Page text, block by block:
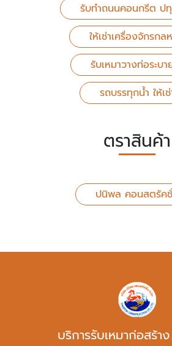
รับทําถนนคอนกรีต ป
ให้เช่าเครื่องจักรกล
รับเหมาวางท่อระบา
รถบรรทุกน้ำ ให้เช่
ตราสินค้า
ปนิพล คอนสตรัค
บริการรับเหมาก่อสร้า